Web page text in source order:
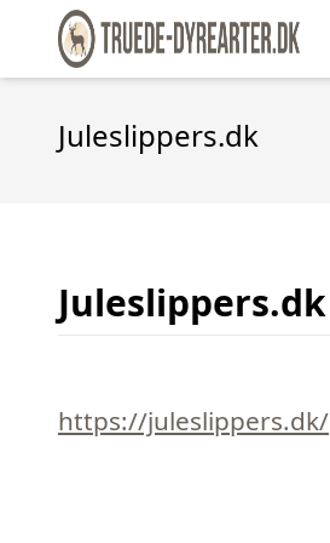
Juleslippers.dk
Juleslippers.dk
https://juleslippers.dk/